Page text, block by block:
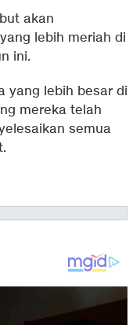
akan
lebih meriah di
ini.
yang lebih besar di
mereka telah
semua